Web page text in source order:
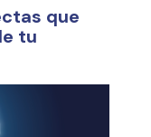
que
tu